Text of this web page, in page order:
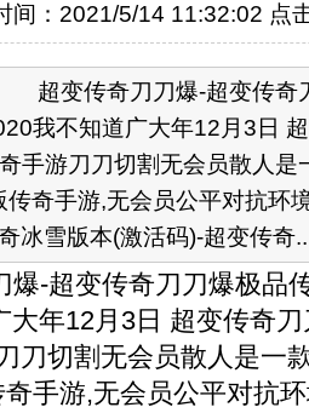
间：2021/5/14 11:32:02 点
变传奇刀刀爆-超变传奇
我不知道广大年12月3日
手游刀刀切割无会员散人是
传奇手游,无会员公平对抗环
冰雪版本(激活码)-超变传奇
超变传奇刀刀爆极品
大年12月3日 超变传奇
刀切割无会员散人是一
手游,无会员公平对抗